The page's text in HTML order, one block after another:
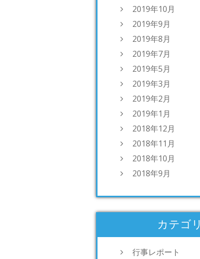
2019年10月
2019年9月
2019年8月
2019年7月
2019年5月
2019年3月
2019年2月
2019年1月
2018年12月
2018年11月
2018年10月
2018年9月
カテゴ
行事レポート